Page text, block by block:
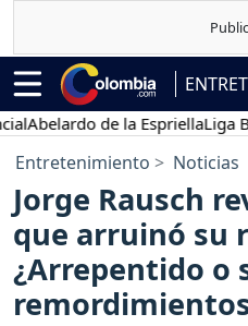
de la EspriellaLiga
Entretenimiento Noticias
Jorge Rausch
que arruinó su
¿Arrepentido o